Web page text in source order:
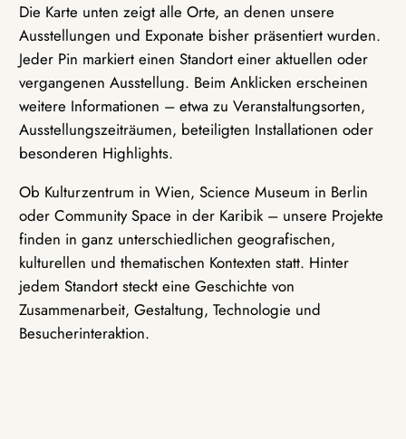
Die Karte unten zeigt alle Orte, an denen unsere
Ausstellungen und Exponate bisher präsentiert wurden.
Jeder Pin markiert einen Standort einer aktuellen oder
vergangenen Ausstellung. Beim Anklicken erscheinen
weitere Informationen – etwa zu Veranstaltungsorten,
Ausstellungszeiträumen, beteiligten Installationen oder
besonderen Highlights.
Ob Kulturzentrum in Wien, Science Museum in Berlin
oder Community Space in der Karibik – unsere Projekte
finden in ganz unterschiedlichen geografischen,
kulturellen und thematischen Kontexten statt. Hinter
jedem Standort steckt eine Geschichte von
Zusammenarbeit, Gestaltung, Technologie und
Besucherinteraktion.